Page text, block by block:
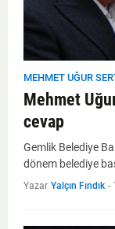
MEHMET UĞUR
Mehmet
cevap
Gemlik Belediye
dönem belediye
Yazar Yalçın Fındık -